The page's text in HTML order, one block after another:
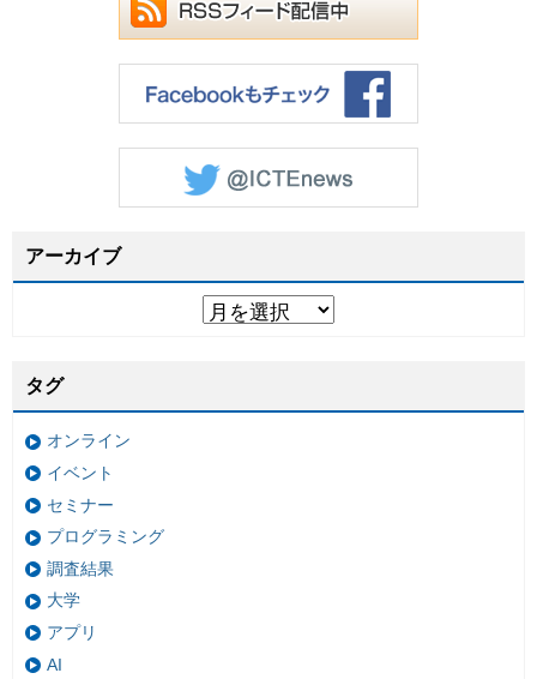
アーカイブ
タグ
オンライン
イベント
セミナー
プログラミング
調査結果
大学
アプリ
AI